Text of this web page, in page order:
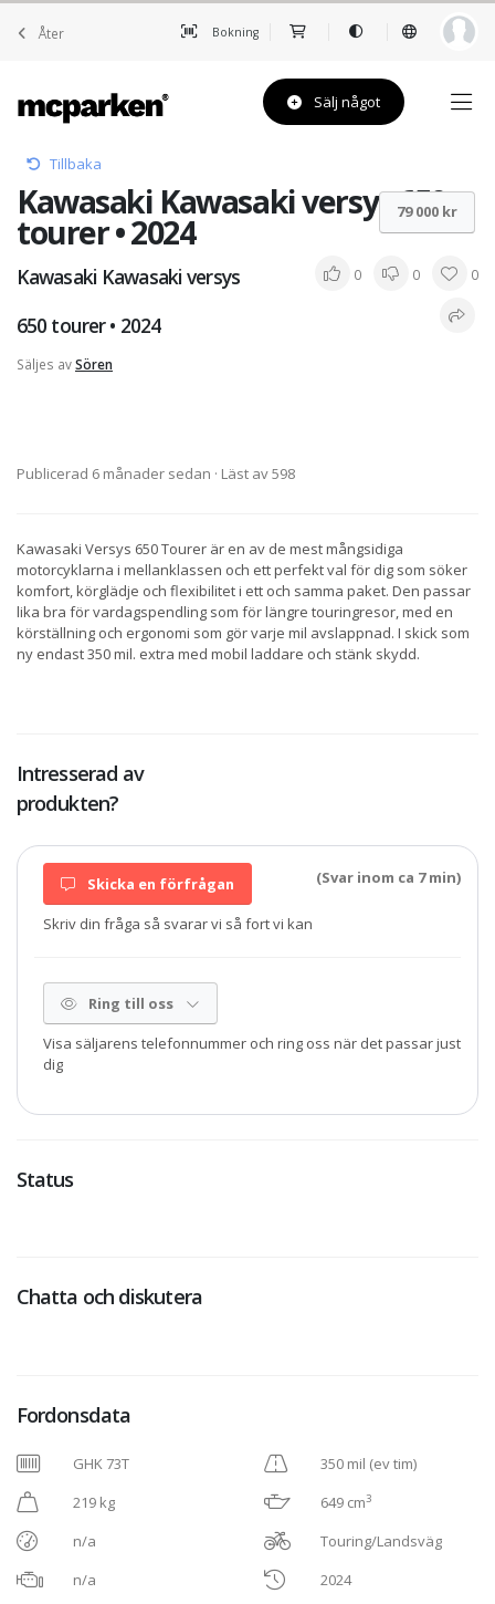
Åter Bokning
Sälj något
Tillbaka
Kawasaki Kawasaki versys 650
tourer • 2024
Kawasaki Kawasaki versys
650 tourer • 2024
0 0 0
Säljes avSören
79 000 kr
Publicerad 6 månader sedan · Läst av 598
Kawasaki Versys 650 Tourer är en av de mest mångsidiga
motorcyklarna i mellanklassen och ett perfekt val för dig som söker
komfort, körglädje och flexibilitet i ett och samma paket. Den passar
lika bra för vardagspendling som för längre touringresor, med en
körställning och ergonomi som gör varje mil avslappnad. I skick som
ny endast 350 mil. extra med mobil laddare och stänk skydd.
Intresserad av
produkten?
Skicka en förfrågan (Svar inom ca 7 min)
Skriv din fråga så svarar vi så fort vi kan
Ring till oss
Visa säljarens telefonnummer och ring oss när det passar just
dig
Status
Chatta och diskutera
Fordonsdata
GHK 73T
219 kg
n/a
n/a
350 mil (ev tim)
649 cm3
Touring/Landsväg
2024